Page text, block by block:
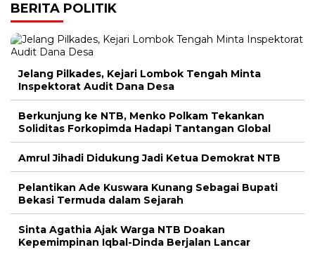
BERITA POLITIK
Jelang Pilkades, Kejari Lombok Tengah Minta
Inspektorat Audit Dana Desa
Berkunjung ke NTB, Menko Polkam Tekankan
Soliditas Forkopimda Hadapi Tantangan Global
Amrul Jihadi Didukung Jadi Ketua Demokrat NTB
Pelantikan Ade Kuswara Kunang Sebagai Bupati
Bekasi Termuda dalam Sejarah
Sinta Agathia Ajak Warga NTB Doakan
Kepemimpinan Iqbal-Dinda Berjalan Lancar